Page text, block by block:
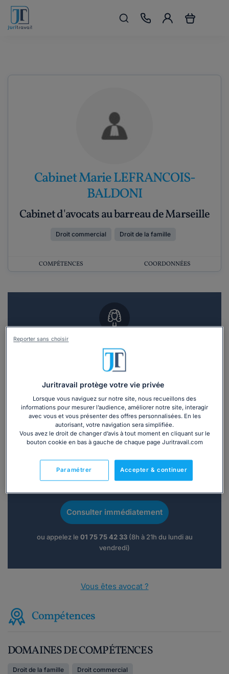
Cabinet Marie LEFRANCOIS-
BALDONI
Cabinet d'avocats au barreau de Marseille
Droit commercial Droit de la famille
COMPÉTENCES COORDONNÉES
Vous souhaitez un RDV en cabinet avec un
avocat ?
Recevoir des devis d'avocats
3 devis en 48h
Vous souhaitez une consultation par
Consulter immédiatement
ou appelez le 01 75 75 42 33(8h à 21h du lundi au
vendredi)
Vous êtes avocat ?
Compétences
DOMAINES DE COMPÉTENCES
Droit de la famille Droit commercial
Juritravail protège votre vie privée
Lorsque vous naviguez sur notre site, nous recueillons des
informations pour mesurer l’audience, améliorer notre site, interagir
avec vous et vous présenter des offres personnalisées. En les
autorisant, votre navigation sera simplifiée.
Vous avez le droit de changer d’avis à tout moment en cliquant sur le
bouton cookie en bas à gauche de chaque page Juritravail.com
Accepter & continuer
Paramétrer
Reporter sans choisir